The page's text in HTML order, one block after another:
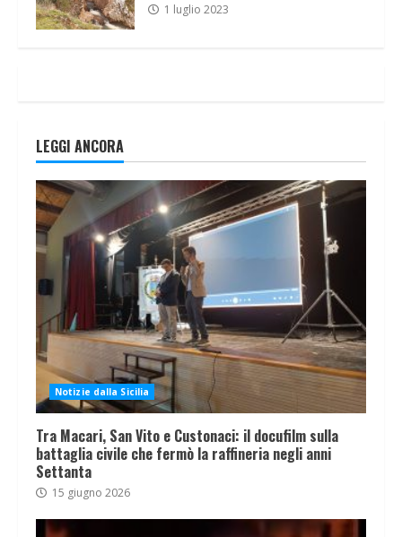
1 luglio 2023
LEGGI ANCORA
Notizie dalla Sicilia
Tra Macari, San Vito e Custonaci: il docufilm sulla
battaglia civile che fermò la raffineria negli anni
Settanta
15 giugno 2026